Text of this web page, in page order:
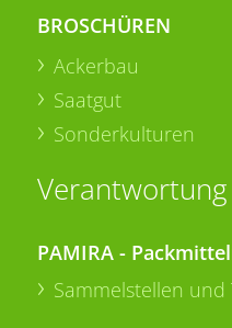
BROSCHÜREN
Ackerbau
Saatgut
Sonderkulturen
PAMIRA -
Sammelstellen und